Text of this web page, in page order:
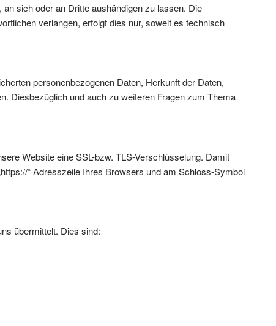
sich oder an Dritte aushändigen zu lassen. Die
verlangen, erfolgt dies nur, soweit es technisch
personenbezogenen Daten, Herkunft der Daten,
Diesbezüglich und auch zu weiteren Fragen zum Thema
Website eine SSL-bzw. TLS-Verschlüsselung. Damit
“ Adresszeile Ihres Browsers und am Schloss-Symbol
übermittelt. Dies sind: